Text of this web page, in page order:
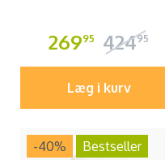
26995 42495
Læg i kurv
-40% Bestseller